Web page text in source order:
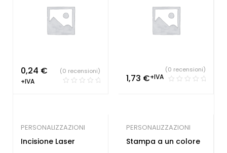
0,24 €
+IVA
(0 recensioni)
1,73 €+IVA
(0 recensioni)
PERSONALIZZAZIONI
Incisione Laser
PERSONALIZZAZIONI
Stampa a un colore